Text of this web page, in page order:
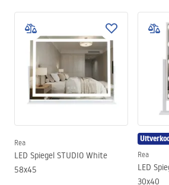
Rea
LED Spiegel STUDIO White
58x45
Rea
LED
30x40